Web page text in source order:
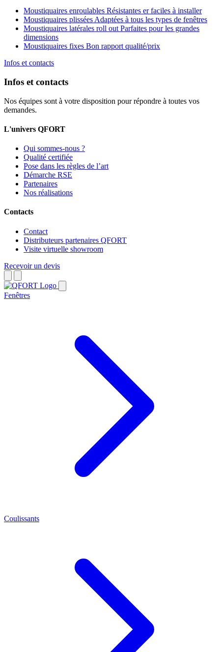
Moustiquaires enroulables Résistantes er faciles à installer
Moustiquaires plissées Adaptées à tous les types de fenêtres
Moustiquaires latérales roll out Parfaites pour les grandes
dimensions
Moustiquaires fixes Bon rapport qualité/prix
Infos et contacts
Infos et contacts
Nos équipes sont à votre disposition pour répondre à toutes vos
demandes.
L'univers QFORT
Qui sommes-nous ?
Qualité certifiée
Pose dans les règles de l’art
Démarche RSE
Partenaires
Nos réalisations
Contacts
Contact
Distributeurs partenaires QFORT
Visite virtuelle showroom
Recevoir un devis
Fenêtres
Coulissants